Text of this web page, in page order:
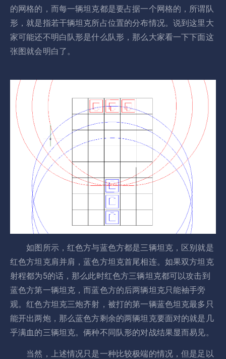
的网格的，而每一辆坦克都是要占据一个网格的，所谓队
形，就是指若干辆坦克所占位置的分布情况。说到这里大
家可能还不明白队形是什么队形，那么大家看一下下面这
张图就会明白了。
如图所示，红色方与蓝色方都是三辆坦克，区别就是
红色方坦克肩并肩，蓝色方坦克首尾相连。如果双方坦克
射程都为5的话，那么此时红色方三辆坦克都可以攻击到
蓝色方第一辆坦克，而蓝色方的后两辆坦克只能袖手旁
观。红色方坦克三炮齐射，被打的第一辆蓝色坦克最多只
能开出两炮，那么蓝色方剩余的两辆坦克要面对的就是几
乎满血的三辆坦克。俩种不同队形的对战结果显而易见。
当然，上述情况只是一种比较极端的情况，但是足以